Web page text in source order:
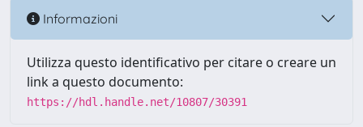
Informazioni
Utilizza questo identificativo per citare o creare un
link a questo documento:
https://hdl.handle.net/10807/30391